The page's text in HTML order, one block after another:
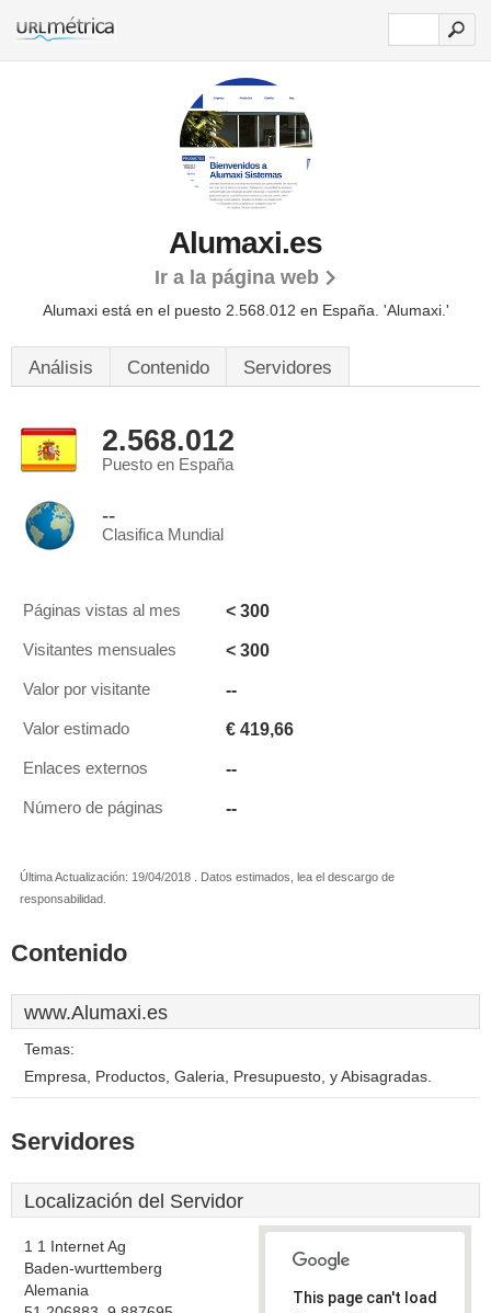
Alumaxi.es
Ir a la página web
Alumaxi está en el puesto 2.568.012 en España. 'Alumaxi.'
Análisis Contenido Servidores
2.568.012
Puesto en España
--
Clasifica Mundial
Páginas vistas al mes < 300
Visitantes mensuales < 300
Valor por visitante --
Valor estimado € 419,66
Enlaces externos --
Número de páginas --
Última Actualización: 19/04/2018 . Datos estimados, lea el descargo de
responsabilidad.
Contenido
www.Alumaxi.es
Temas:
Empresa, Productos, Galeria, Presupuesto, y Abisagradas.
Servidores
Localización del Servidor
1 1 Internet Ag
Baden-wurttemberg
Alemania
This page can't load